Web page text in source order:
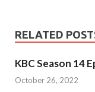
RELATED
KBC Season 14
October 26, 2022